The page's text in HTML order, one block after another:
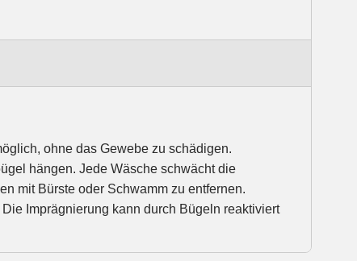
ohne das Gewebe zu schädigen.
hängen. Jede Wäsche schwächt die
mit Bürste oder Schwamm zu entfernen.
Imprägnierung kann durch Bügeln reaktiviert